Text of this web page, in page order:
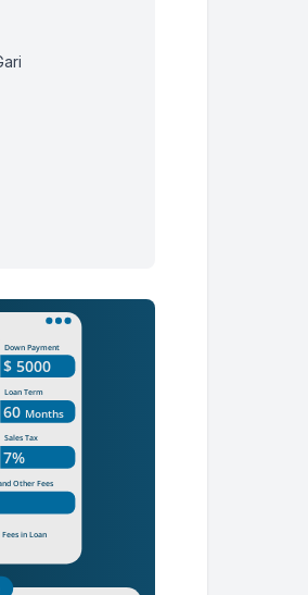
$19,621.23
$19,247.38
$18,872.12